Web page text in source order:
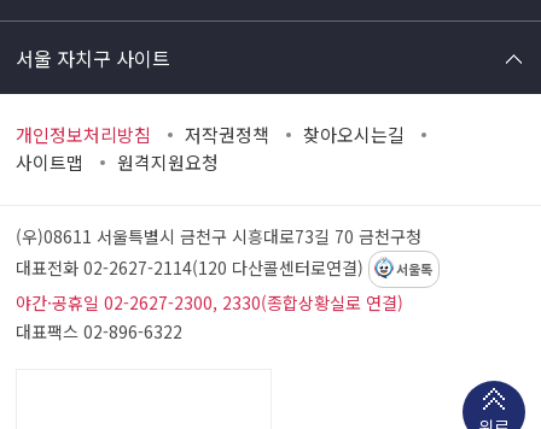
서울 자치구 사이트
개인정보처리방침 저작권정책
찾아오시는길
사이트맵
원격지원요청
(우)08611 서울특별시 금천구 시흥대로73길 70금천구청
대표전화 02-2627-2114(120 다산콜센터로연결)
서울톡
야간·공휴일 02-2627-2300, 2330(종합상황실로 연결)
대표팩스 02-896-6322